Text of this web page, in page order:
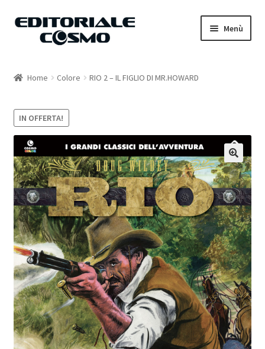
Vai
Vai
Menù
Carrello
Il mio account
Home Colore RIO 2 – IL FIGLIO DI MR.HOWARD
IN OFFERTA!